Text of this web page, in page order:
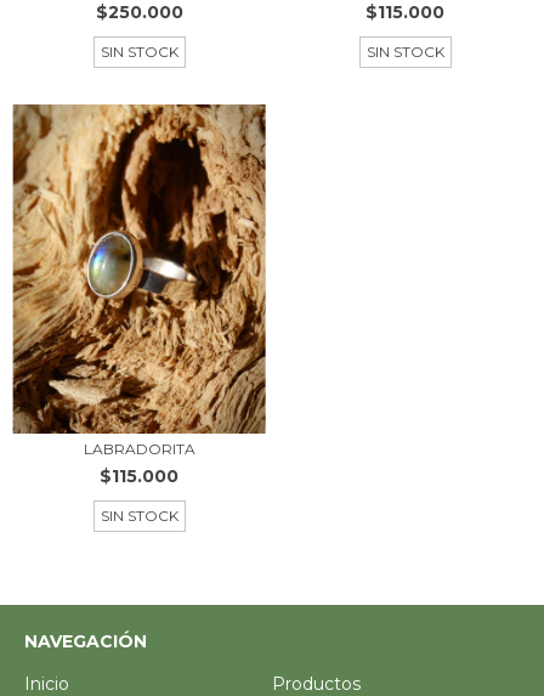
$250.000
SIN STOCK
$115.000
SIN STOCK
LABRADORITA
$115.000
SIN STOCK
NAVEGACIÓN
Inicio
Productos